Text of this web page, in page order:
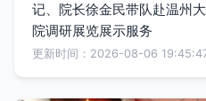
记、院长徐金民带队赴温州
院调研展览展示服务
更新时间：2026-08-06